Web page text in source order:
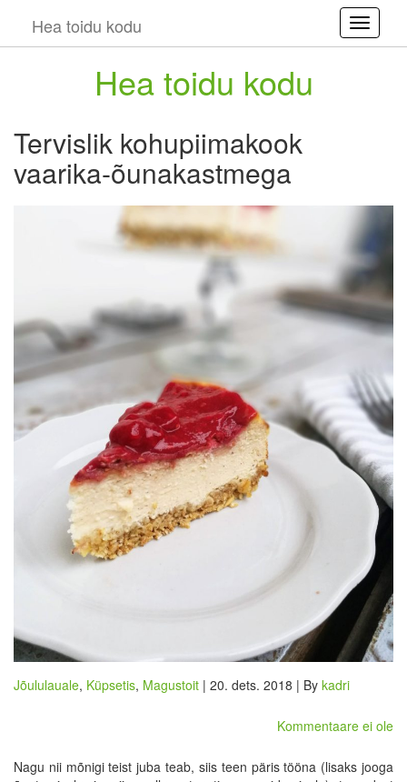
Hea toidu kodu
Hea toidu kodu
Tervislik kohupiimakook
vaarika-õunakastmega
Jõululauale, Küpsetis, Magustoit | 20. dets. 2018 | By kadri
Kommentaare ei ole
Nagu nii mõnigi teist juba teab, siis teen päris tööna (lisaks jooga